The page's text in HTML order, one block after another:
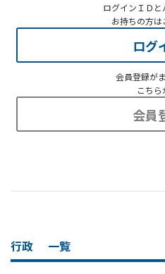
ログインＩＤ
お持ちの方は
ログ
会員登録が
こちら
会員
行政 一覧